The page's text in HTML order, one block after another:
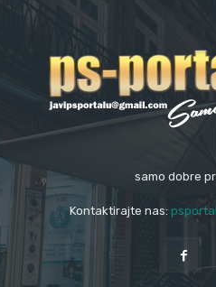
samo dobre
Kontaktirajte nas: